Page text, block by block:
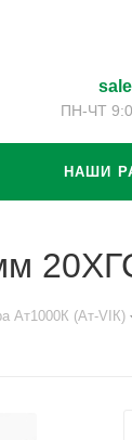
ПН-ЧТ
НАШИ
Ат1000К (Ат-VIК)